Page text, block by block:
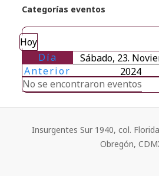
Categorías eventos
Hoy
Día
Anterior
Sábado, 23.
2024
No se encontraron eventos
Insurgentes Sur 1940, col.
Obregón,